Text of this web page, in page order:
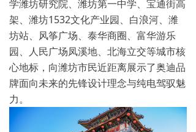
学潍坊研究院、潍坊第一中学、宝通街高
架、潍坊1532文化产业园、白浪河、潍
坊站、风筝广场、泰华商圈、富华游乐
园、人民广场凤溪地、北海立交等城市核
心地标，向潍坊市民近距离展示了奥迪品
牌面向未来的先锋设计理念与纯电驾驭魅
力。